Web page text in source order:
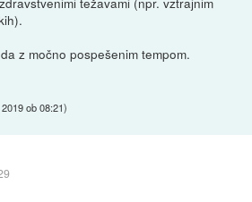
z močno pospešenim tempom.
ob 08:21)